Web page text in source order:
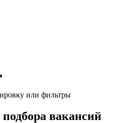
или фильтры
вакансий